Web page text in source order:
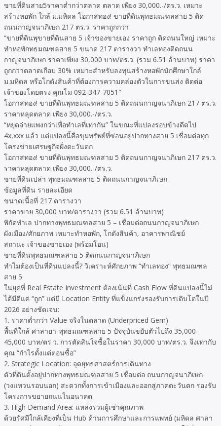
ขายที่ดินสาย5ราคาต่ำกว่าตลาด ตลาด เพียง 30,000.-/ตร.ว. เหมาะ
สร้างหอพัก ใกล้ ม.มหิดล โอกาสทอง! ขายที่ดินพุทธมณฑลสาย 5 ติด
ถนนกาญจนาภิเษก 217 ตร.ว. ราคาถูกกว่า
“ขายที่ดินพุขายที่ดินสาย 5 เจ้าของขายเอง ราคาถูก ติดถนนใหญ่ เหมาะ
ทำหอพักทธมณฑลสาย 5 ขนาด 217 ตารางวา ทำเลทองติดถนน
กาญจนาภิเษก ราคาเพียง 30,000 บาท/ตร.ว. (รวม 6.51 ล้านบาท) ราคา
ถูกกว่าตลาดเกือบ 30% เหมาะสำหรับลงทุนสร้างหอพักนักศึกษาใกล้
ม.มหิดล หรือโกดังสินค้าที่ต้องการความคล่องตัวในการขนส่ง ติดต่อ
เจ้าของโดยตรง คุณโม 092-347-7051″
โอกาสทอง! ขายที่ดินพุทธมณฑลสาย 5 ติดถนนกาญจนาภิเษก 217 ตร.ว.
ราคาหลุดตลาด เพียง 30,000.-/ตร.ว.
“หยุดจ่ายแพงกว่าเพื่อทำเลที่เท่ากัน” ในขณะที่แปลงรอบข้างดีดไป
4x,xxx แล้ว แต่แปลงนี้คือขุมทรัพย์ที่ซ่อนอยู่ปากทางสาย 5 เชื่อมต่อทุก
โครงข่ายเศรษฐกิจฝั่งตะวันตก
โอกาสทอง! ขายที่ดินพุทธมณฑลสาย 5 ติดถนนกาญจนาภิเษก 217 ตร.ว.
ราคาหลุดตลาด เพียง 30,000.-/ตร.ว.
ขายที่ดินเปล่า พุทธมณฑลสาย 5 ติดถนนกาญจนาภิเษก
ข้อมูลที่ดิน รายละเอียด
ขนาดเนื้อที่ 217 ตารางวา
ราคาขาย 30,000 บาท/ตารางวา (รวม 6.51 ล้านบาท)
พิกัดทำเล ปากทางพุทธมณฑลสาย 5 – เชื่อมต่อถนนกาญจนาภิเษก
ผังเมือง/ศักยภาพ เหมาะทำหอพัก, โกดังสินค้า, อาคารพาณิชย์
สถานะ เจ้าของขายเอง (พร้อมโอน)
ขายที่ดินพุทธมณฑลสาย 5 ติดถนนกาญจนาภิเษก
ทำไมต้องเป็นที่ดินแปลงนี้? วิเคราะห์ศักยภาพ “ทำเลทอง” พุทธมณฑล
สาย 5
ในยุคที่ Real Estate Investment ต้องเน้นที่ Cash Flow ที่ดินแปลงนี้ไม่
ได้มีดีแค่ “ถูก” แต่มี Location Entity ที่แข็งแกร่งรองรับการเติบโตในปี
2026 อย่างชัดเจน:
1. ราคาต่ำกว่า Value จริงในตลาด (Underpriced Gem)
พื้นที่ใกล้ ศาลายา-พุทธมณฑลสาย 5 ปัจจุบันขยับตัวไปถึง 35,000–
45,000 บาท/ตร.ว. การตัดสินใจซื้อในราคา 30,000 บาท/ตร.ว. จึงเท่ากับ
คุณ “กำไรตั้งแต่ตอนซื้อ”
2. Strategic Location: จุดยุทธศาสตร์การเดินทาง
ตัวที่ดินตั้งอยู่ปากทางพุทธมณฑลสาย 5 เชื่อมต่อ ถนนกาญจนาภิเษก
(วงแหวนรอบนอก) สะดวกทั้งการเข้าเมืองและออกสู่ภาคตะวันตก รองรับ
โครงการขยายถนนในอนาคต
3. High Demand Area: แหล่งรวมผู้เช่าคุณภาพ
ด้วยรัศมีใกล้เคียงที่เป็น Hub ด้านการศึกษาและการแพทย์ (มหิดล ศาลา